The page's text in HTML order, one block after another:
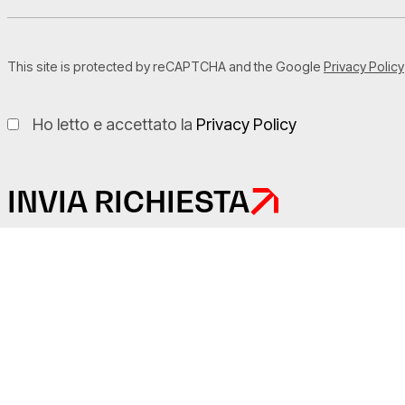
This site is protected by reCAPTCHA and the Google Privacy Policy
Ho letto e accettato la Privacy Policy
INVIA RICHIESTA